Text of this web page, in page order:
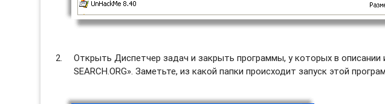
Открыть Диспетчер задач и закрыть программы, у которых в описании
SEARCH.ORG». Заметьте, из какой папки происходит запуск этой